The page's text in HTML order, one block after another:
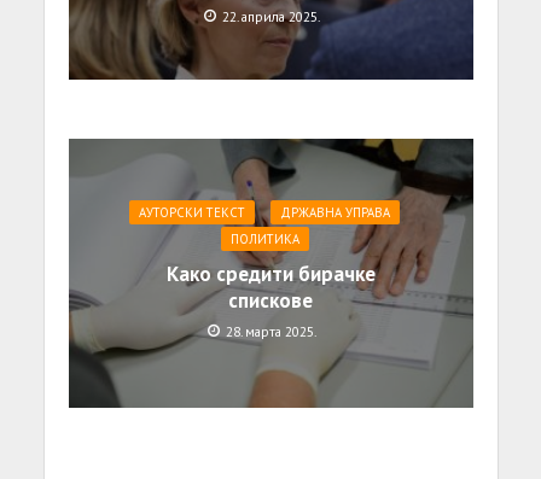
22. априла 2025.
АУТОРСКИ ТЕКСТ
ДРЖАВНА УПРАВА
ПОЛИТИКА
Како средити бирачке
спискове
28. марта 2025.